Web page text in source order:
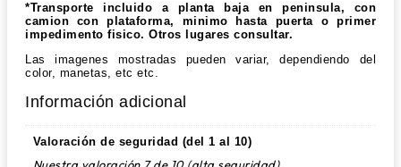
*Transporte incluido a planta baja en peninsula, con
camion con plataforma, minimo hasta puerta o primer
impedimento fisico. Otros lugares consultar.
Las imagenes mostradas pueden variar, dependiendo del
color, manetas, etc etc.
Información adicional
Valoración de seguridad (del 1 al 10)